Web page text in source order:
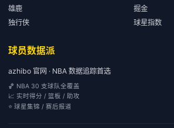
雄鹿
掘金
独行侠
球星指数
球员数据派
azhibo 官网 · NBA 数据追踪首选
🏀 NBA 30 支球队全覆盖
📈 实时得分 / 篮板 / 助攻
⭐ 球星集锦 / 赛后报道